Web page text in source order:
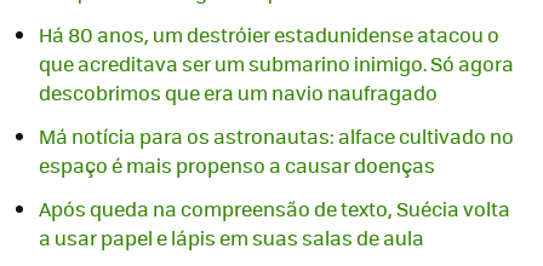
Há 80 anos, um destróier estadunidense atacou o
que acreditava ser um submarino inimigo. Só agora
descobrimos que era um navio naufragado
Má notícia para os astronautas: alface cultivado no
espaço é mais propenso a causar doenças
Após queda na compreensão de texto, Suécia volta
a usar papel e lápis em suas salas de aula